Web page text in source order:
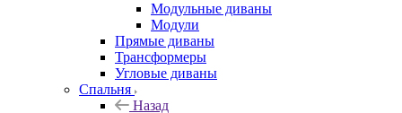
Модульные диваны
Модули
Прямые диваны
Трансформеры
Угловые диваны
Спальня
Назад